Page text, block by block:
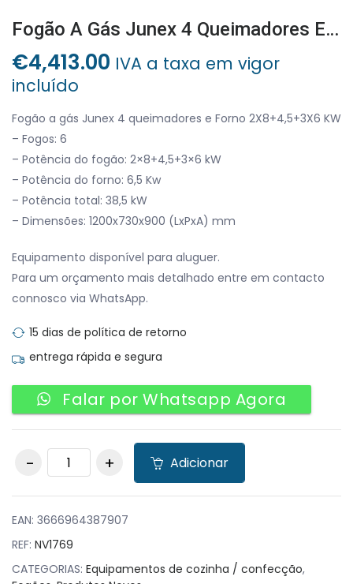
Fogão A Gás Junex 4 Queimadores E Forno 2X8+4,5+3X6 KW
€4,413.00 IVA a taxa em vigor
incluído
Fogão a gás Junex 4 queimadores e Forno 2X8+4,5+3X6 KW
– Fogos: 6
– Potência do fogão: 2×8+4,5+3×6 kW
– Potência do forno: 6,5 Kw
– Potência total: 38,5 kW
– Dimensões: 1200x730x900 (LxPxA) mm
Equipamento disponível para aluguer.
Para um orçamento mais detalhado entre em contacto
connosco via WhatsApp.
15 dias de política de retorno
entrega rápida e segura
Falar por Whatsapp Agora
Fogão a gás Junex 4
queimadores e
Adicionar
EAN: 3666964387907
REF: NV1769
CATEGORIAS: Equipamentos de cozinha / confecção,